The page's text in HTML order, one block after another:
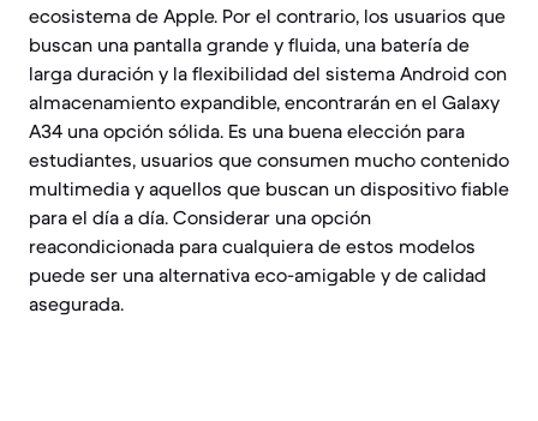
ecosistema de Apple. Por el contrario, los usuarios que
buscan una pantalla grande y fluida, una batería de
larga duración y la flexibilidad del sistema Android con
almacenamiento expandible, encontrarán en el Galaxy
A34 una opción sólida. Es una buena elección para
estudiantes, usuarios que consumen mucho contenido
multimedia y aquellos que buscan un dispositivo fiable
para el día a día. Considerar una opción
reacondicionada para cualquiera de estos modelos
puede ser una alternativa eco-amigable y de calidad
asegurada.